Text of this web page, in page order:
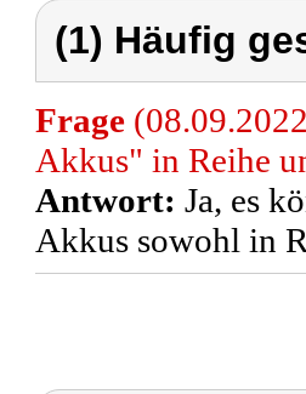
(1) Häufig
Frage
Akkus" in Reihe
Antwort: Ja, es
Akkus sowohl in